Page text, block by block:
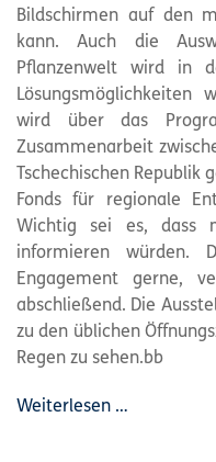
Bildschirmen auf den
kann. Auch die
Pflanzenwelt wird in
Lösungsmöglichkeiten
wird über das
Zusammenarbeit
Tschechischen Republik
Fonds für regionale
Wichtig sei es, dass
informieren würden.
Engagement gerne,
abschließend. Die
zu den üblichen
Regen zu sehen.bb
Weiterlesen …